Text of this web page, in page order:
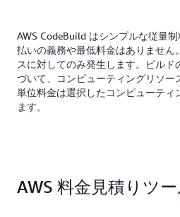
AWS CodeBuild はシンプルな従量
払いの義務や最低料金はありません
スに対してのみ発生します。ビル
づいて、コンピューティングリソー
単位料金は選択したコンピューティ
ます。
AWS 料金見積りツ